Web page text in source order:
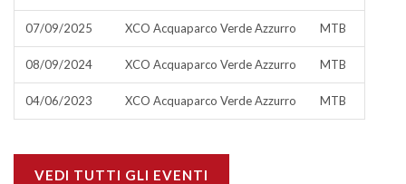
07/09/2025 XCO Acquaparco Verde Azzurro MTB
08/09/2024 XCO Acquaparco Verde Azzurro MTB
04/06/2023 XCO Acquaparco Verde Azzurro MTB
VEDI TUTTI GLI EVENTI